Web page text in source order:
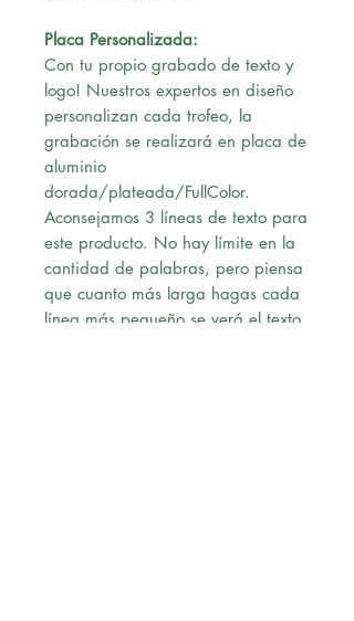
Placa Personalizada:
Con tu propio grabado de texto y
logo! Nuestros expertos en diseño
personalizan cada trofeo, la
grabación se realizará en placa de
aluminio
dorada/plateada/FullColor.
Aconsejamos 3 líneas de texto para
este producto. No hay límite en la
cantidad de palabras, pero piensa
que cuanto más larga hagas cada
línea más pequeño se verá el texto